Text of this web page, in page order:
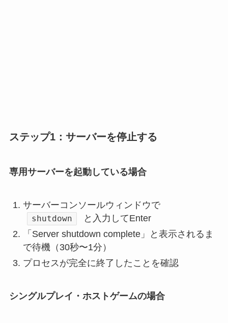
ステップ1：サーバーを停止する
専用サーバーを起動している場合
サーバーコンソールウィンドウで
shutdown
と入力してEnter
「Server shutdown complete」と表示されるま
で待機（30秒〜1分）
プロセスが完全に終了したことを確認
シングルプレイ・ホストゲームの場合